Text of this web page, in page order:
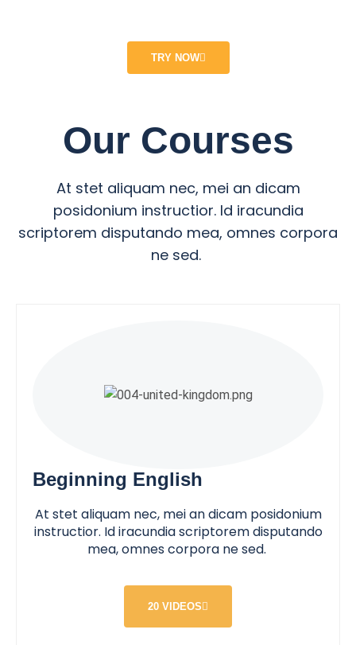
TRY NOW
Our Courses
At stet aliquam nec, mei an dicam
posidonium instructior. Id iracundia
scriptorem disputando mea, omnes corpora
ne sed.
Beginning English
At stet aliquam nec, mei an dicam posidonium
instructior. Id iracundia scriptorem disputando
mea, omnes corpora ne sed.
20 VIDEOS